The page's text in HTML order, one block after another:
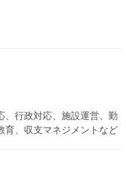
、行政対応、施設運営、勤
育、収支マネジメントなど